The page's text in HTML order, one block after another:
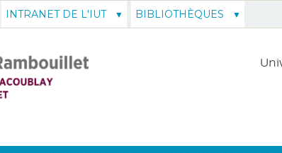
INTRANET DE L'IUT BIBLIOTHÈQUES